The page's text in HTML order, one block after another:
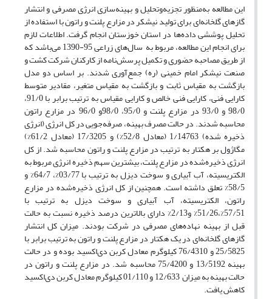
این مطالعه به‌منظور تجزیه‌وتحلیل و بهینه‌سازی انرژی مصرفی و انتشار
گازهای گلخانه‌ای برای تولید نیشکر در مزارع پلنت و راتون با استفاده از
تحلیل پوششی داده‌ها در استان خوزستان انجام گرفت. اطلاعات لازم
برای انجام این مطالعه، مربوط به سال‌های زراعی 95-1390 می‌باشد که
از طریق مصاحبه حضوری و تکمیل پرسش‌نامه از کارکنان شرکت کشت و
صنعت نیشکر امام خمینی (ره) جمع‌آوری شدند. بر اساس دو مدل
بازگشت به مقیاس ثابت و بازگشت به مقیاس متغیر، مقادیر متوسط
کارایی فنی، کارایی فنی خالص و کارایی مقیاس به ترتیب برابر با 91/0،
98/0 و 93/0 در مزارع پلنت و 95/0، 98/0و 96/0 در مزارع راتون
محاسبه شدند. در حالت مصرف بهینه‌، صرفه‌جویی در کل انرژی (انرژی
ذخیره شده) 1/14763 (معادل 52/8%) و 17/3205 (معادل 61/2%)
مگاژول بر هکتار به ترتیب در مزارع پلنت و راتون محاسبه شد. از کل
انرژی ذخیره‌شده در مزارع پلنت، بیشترین سهم ذخیره انرژی مربوط به
الکتریسیته، آب آبیاری و سوخت دیزل به ترتیب با 03/77%، 64/7% و
58/5% تعلق داشته­ است. همچنین از کل انرژی ذخیره‌شده در مزارع
راتون، الکتریسیته، آب آبیاری و سوخت دیزل به ترتیب با
57/51%،51/26% و2/13% دارای بالاترین درصد ذخیره نسبت به حالت
قبل از بهینه‌ نهاده‌های مصرفی در شرکت بودند. میزان کل انتشار
گازهای گلخانه‌ای در یک هکتار در مزارع پلنت و راتون به ترتیب برابر با
25/5825 و 76/4310 کیلوگرم معادل کربن دی‌اکسید بوده و در حالت
بهینه 13/5192 و 75/4200 محاسبه شد. در مزارع پلنت و راتون در
حالت بهینه به میزان 12/633 و 01/110 کیلوگرم معادل کربن دی‌اکسید
کاهش یافت.